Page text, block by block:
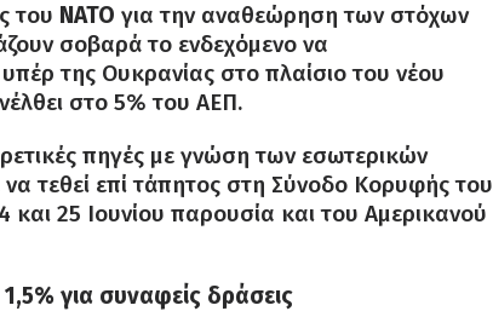
του ΝΑΤΟ για την αναθεώρηση των στόχων
σοβαρά το ενδεχόμενο να
της Ουκρανίας στο πλαίσιο του νέου
στο 5% του ΑΕΠ.
πηγές με γνώση των εσωτερικών
τεθεί επί τάπητος στη Σύνοδο Κορυφής του
25 Ιουνίου παρουσία και του Αμερικανού
για συναφείς δράσεις